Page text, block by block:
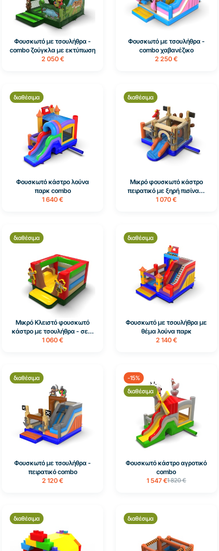
Φουσκωτό με τσουλήθρα -
combo ζούγκλα με εκτύπωση
2 050 €
Φουσκωτό με τσουλήθρα -
combo χαβανέζικο
2 250 €
διαθέσιμα
Φουσκωτό κάστρο λούνα
παρκ combo
1 640 €
διαθέσιμα
Μικρό φουσκωτό κάστρο
πειρατικό με ξηρή πισίνα...
1 070 €
διαθέσιμα
Μικρό Κλειστό φουσκωτό
κάστρο με τσουλήθρα - σε...
1 060 €
διαθέσιμα
Φουσκωτό με τσουλήθρα με
θέμα λούνα παρκ
2 140 €
διαθέσιμα
Φουσκωτό με τσουλήθρα -
πειρατικό combo
2 120 €
-15%
διαθέσιμα
Φουσκωτό κάστρο αγροτικό
combo
1 547 €1 820 €
διαθέσιμα διαθέσιμα